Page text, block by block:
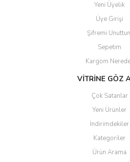
Yeni Üyelik
Üye Girişi
Şifremi
Sepetim
Kargom
VİTRİNE GÖZ
Çok Satanlar
Yeni Ürünler
İndirimdekiler
Kategoriler
Ürün Arama